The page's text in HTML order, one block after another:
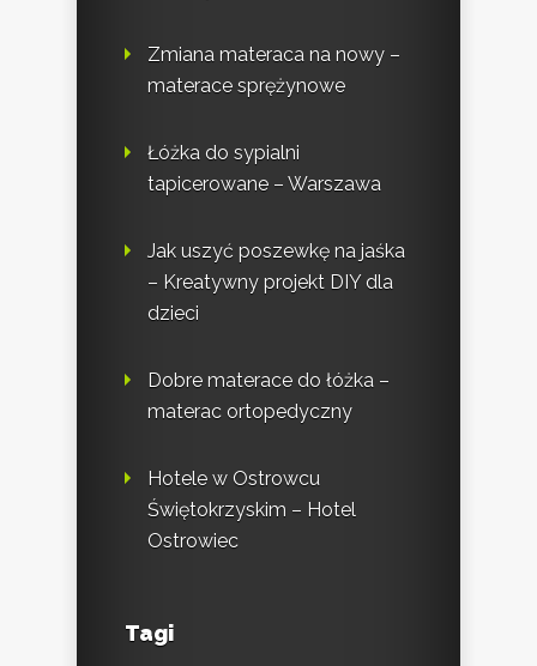
Zmiana materaca na nowy –
materace sprężynowe
Łóżka do sypialni
tapicerowane – Warszawa
Jak uszyć poszewkę na jaśka
– Kreatywny projekt DIY dla
dzieci
Dobre materace do łóżka –
materac ortopedyczny
Hotele w Ostrowcu
Świętokrzyskim – Hotel
Ostrowiec
Tagi